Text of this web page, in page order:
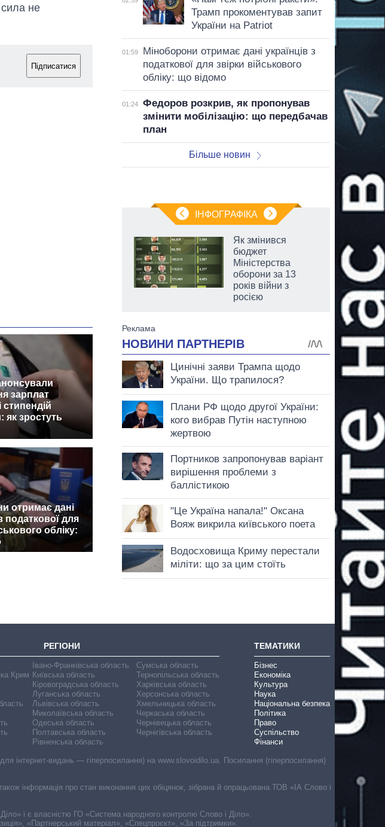
сила не
Підписатися
зарплат
стипендій
як зростуть
отримає дані
податкової для
обліку:
Трамп прокоментував запит
України на Patriot
01:59
Міноборони отримає дані українців з
податкової для звірки військового
обліку: що відомо
01:24
Федоров розкрив, як пропонував
змінити мобілізацію: що передбачав
план
Більше новин
ІНФОГРАФІКА
Як змінився
бюджет
Міністерства
оборони за 13
років війни з
росією
РЕГІОНИ
Крим
Івано-Франківська область
Київська область
Кіровоградська область
Луганська область
Львівська область
Миколаївська область
Одеська область
Полтавська область
Рівненська область
Сумська область
Тернопільська область
Харківська область
Херсонська область
Хмельницька область
Черкаська область
Чернівецька область
Чернігівська область
ТЕМАТИКИ
Бізнес
Економіка
Культура
Наука
Національна безпека
Політика
Право
Суспільство
Фінанси
інтернет-видань — гіперпосилання) на www.slovoidilo.ua. Посилання (гіперпосилання)
інформація про стан виконання цих обіцянок, зібрана й опрацьована ТОВ «ІА Слово і
і є власністю ГО «Система народного контролю Слово і Діло».
«Партнерський матеріал», «Спецпроєкт», «За підтримки».